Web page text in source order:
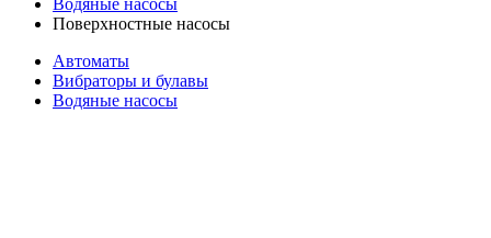
Водяные насосы
Поверхностные насосы
Автоматы
Вибраторы и булавы
Водяные насосы